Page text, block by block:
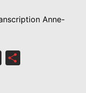
Anne-
Copy